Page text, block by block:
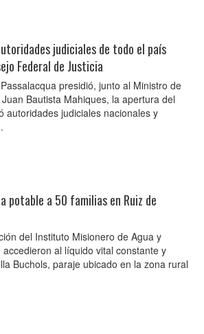
judiciales de todo el país
Federal de Justicia
presidió, junto al Ministro de
Bautista Mahiques, la apertura del
autoridades judiciales nacionales y
potable a 50 familias en Ruiz de
del Instituto Misionero de Agua y
al líquido vital constante y
Buchols, paraje ubicado en la zona rural